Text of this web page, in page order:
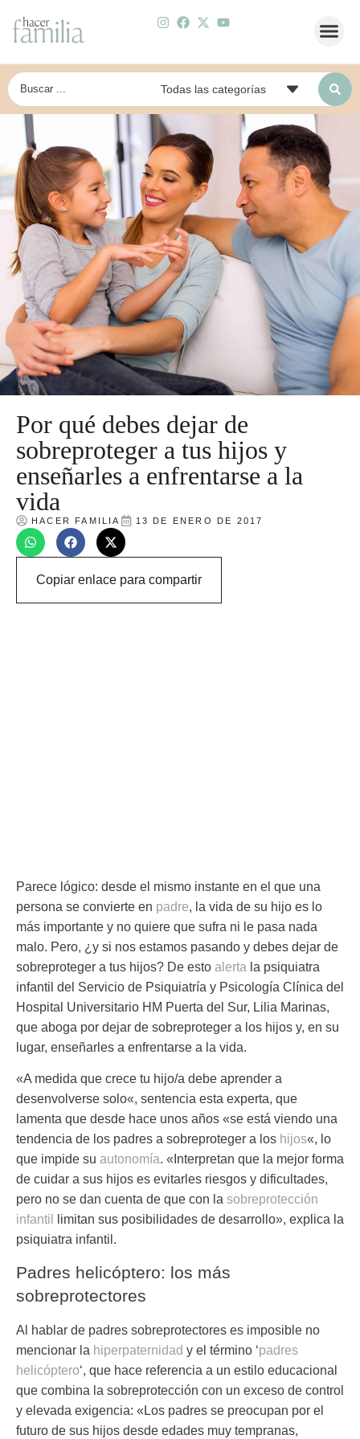
Por qué debes dejar de
sobreproteger a tus hijos y
enseñarles a enfrentarse a la
vida
HACER FAMILIA 13 DE ENERO DE 2017
Copiar enlace para compartir
Parece lógico: desde el mismo instante en el que una
persona se convierte en padre, la vida de su hijo es lo
más importante y no quiere que sufra ni le pasa nada
malo. Pero, ¿y si nos estamos pasando y debes dejar de
sobreproteger a tus hijos? De esto alerta la psiquiatra
infantil del Servicio de Psiquiatría y Psicología Clínica del
Hospital Universitario HM Puerta del Sur, Lilia Marinas,
que aboga por dejar de sobreproteger a los hijos y, en su
lugar, enseñarles a enfrentarse a la vida.
«A medida que crece tu hijo/a debe aprender a
desenvolverse solo«, sentencia esta experta, que
lamenta que desde hace unos años «se está viendo una
tendencia de los padres a sobreproteger a los hijos«, lo
que impide su autonomía. «Interpretan que la mejor forma
de cuidar a sus hijos es evitarles riesgos y dificultades,
pero no se dan cuenta de que con la sobreprotección
infantil
limitan sus posibilidades de desarrollo», explica la
psiquiatra infantil.
Padres helicóptero: los más
sobreprotectores
Al hablar de padres sobreprotectores es imposible no
mencionar la hiperpaternidad y el término ‘padres
helicóptero‘, que hace referencia a un estilo educacional
que combina la sobreprotección con un exceso de control
y elevada exigencia: «Los padres se preocupan por el
futuro de sus hijos desde edades muy tempranas,